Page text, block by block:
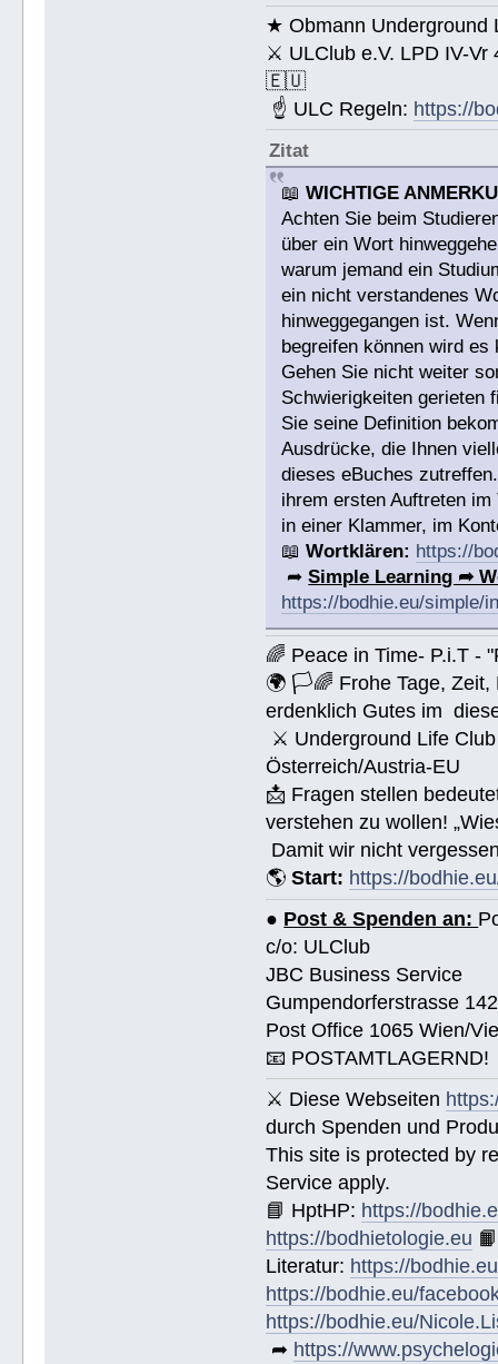
★ Obmann Underground
⚔ ULClub e.V. LPD IV-
🇪🇺
☝ ULC Regeln: https://
Zitat
📖WICHTIGE
Achten Sie beim
über ein Wort
warum jemand ein
ein nicht verstandenes
hinweggegangen ist.
begreifen können wird
Gehen Sie nicht weiter
Schwierigkeiten gerieten
Sie seine Definition
Ausdrücke, die Ihnen
dieses eBuches
ihrem ersten Auftreten
in einer Klammer, im
📖Wortklären: https://
➦Simple Learning ➦
https://bodhie.eu/simple/
🌈 Peace in Time- P.i.T
🌍 🏳🌈 Frohe Tage, Zeit,
erdenklich Gutes im
⚔ Underground Life
Österreich/Austria-EU
📩 Fragen stellen
verstehen zu wollen!
Damit wir nicht
🌎Start: https://
● Post & Spenden an:
c/o: ULClub
JBC Business Service
Gumpendorferstrasse 142
Post Office 1065 Wien/
📧 POSTAMTLAGERND!
⚔ Diese Webseiten
durch Spenden und
This site is protected by
Service apply.
📘 HptHP: https://
https://bodhietologie.eu 📙
Literatur: https://
https://bodhie.eu/
https://bodhie.eu/
➦ https://